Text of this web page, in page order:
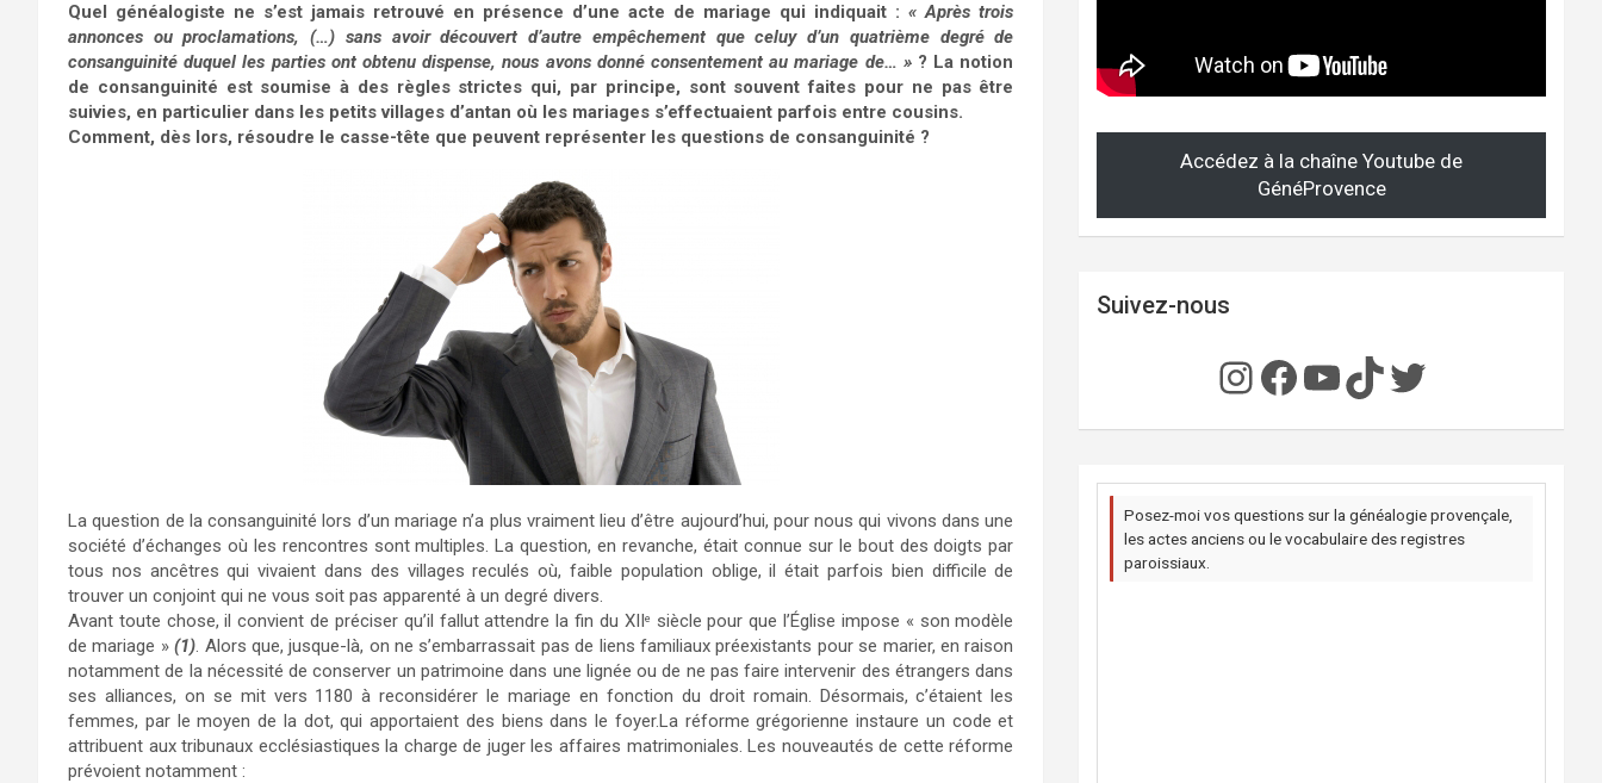
c
e
b
o
i
t
t
e
a
i
l
Quel généalogiste ne s’est jamais retrouvé en présence d’une acte de mariage qui indiquait :« Après trois
annonces ou proclamations, (…) sans avoir découvert d’autre empêchement que celuy d’un quatrième degré de
consanguinité duquel les parties ont obtenu dispense, nous avons donné consentement au mariage de… »? La notion
de consanguinité est soumise à des règles strictes qui, par principe, sont souvent faites pour ne pas être
suivies, en particulier dans les petits villages d’antan où les mariages s’effectuaient parfois entre cousins.
Comment, dès lors, résoudre le casse-tête que peuvent représenter les questions de consanguinité ?
La question de la consanguinité lors d’un mariage n’a plus vraiment lieu d’être aujourd’hui, pour nous qui vivons dans une
société d’échanges où les rencontres sont multiples. La question, en revanche, était connue sur le bout des doigts par
tous nos ancêtres qui vivaient dans des villages reculés où, faible population oblige, il était parfois bien difficile de
trouver un conjoint qui ne vous soit pas apparenté à un degré divers.
Avant toute chose, il convient de préciser qu’il fallut attendre la fin du XIIe
siècle pour que l’Église impose « son modèle
de mariage »(1). Alors que, jusque-là, on ne s’embarrassait pas de liens familiaux préexistants pour se marier, en raison
notamment de la nécessité de conserver un patrimoine dans une lignée ou de ne pas faire intervenir des étrangers dans
ses alliances, on se mit vers 1180 à reconsidérer le mariage en fonction du droit romain. Désormais, c’étaient les
femmes, par le moyen de la dot, qui apportaient des biens dans le foyer.La réforme grégorienne instaure un code et
attribuent aux tribunaux ecclésiastiques la charge de juger les affaires matrimoniales. Les nouveautés de cette réforme
prévoient notamment :
Accédez à la chaîne Youtube de
GénéProvence
Suivez-nous
Instagram
Facebook
YouTube
TikTok
Twitter
Posez-moi vos questions sur la généalogie provençale,
les actes anciens ou le vocabulaire des registres
paroissiaux.